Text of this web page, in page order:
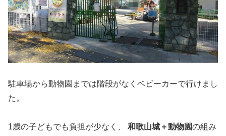
駐車場から動物園までは階段がなくベビーカーで行けまし
た。
1歳の子どもでも負担が少なく、 和歌山城＋動物園の組み